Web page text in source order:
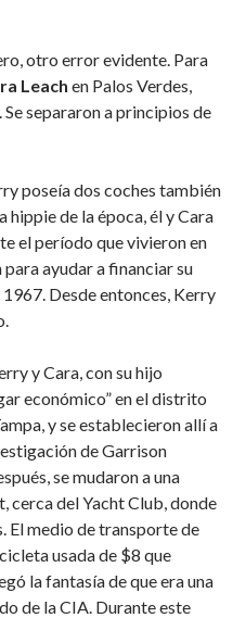
otro error evidente. Para
Leach en Palos Verdes,
separaron a principios de
poseía dos coches también
hippie de la época, él y Cara
el período que vivieron en
ayudar a financiar su
Desde entonces, Kerry
y Cara, con su hijo
económico” en el distrito
y se establecieron allí a
de Garrison
se mudaron a una
cerca del Yacht Club, donde
El medio de transporte de
usada de $8 que
la fantasía de que era una
de la CIA. Durante este